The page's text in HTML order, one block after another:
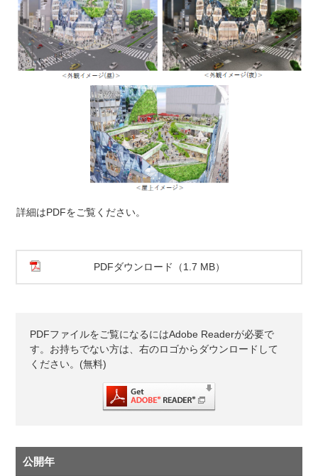
公開年
詳細はPDFをご覧ください。
PDFダウンロード（1.7 MB）
PDFファイルをご覧になるにはAdobe Readerが必要で
す。お持ちでない方は、右のロゴからダウンロードして
ください。(無料)